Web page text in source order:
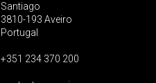
Santiago
3810-193 Aveiro
Portugal
+351 234 370 200